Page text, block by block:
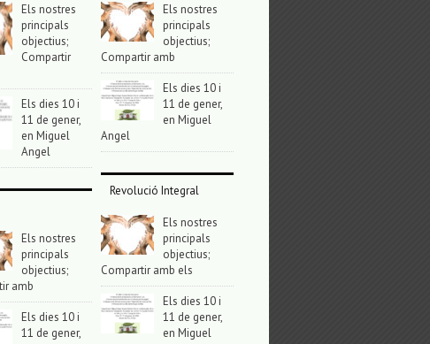
Els nostres
principals
objectius;
Compartir
Els dies 10 i
11 de gener,
en Miguel
Angel
Els nostres
principals
objectius;
amb
Els dies 10 i
11 de gener,
Els nostres
principals
objectius;
Compartir amb
Els dies 10 i
11 de gener,
en Miguel
Angel
Revolució Integral
Els nostres
principals
objectius;
Compartir amb els
Els dies 10 i
11 de gener,
en Miguel